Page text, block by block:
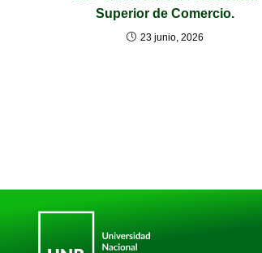
Superior de Comercio.
23 junio, 2026